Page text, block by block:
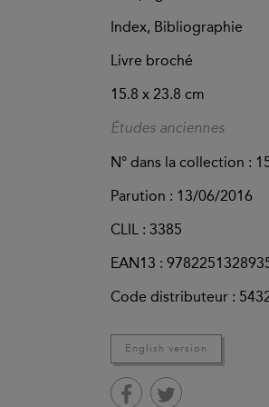
Index, Bibliographie
Livre broché
15.8 x 23.8 cm
Études anciennes
N° dans la collection :
Parution : 13/06/2016
CLIL : 3385
EAN13 :
Code distributeur :
English version